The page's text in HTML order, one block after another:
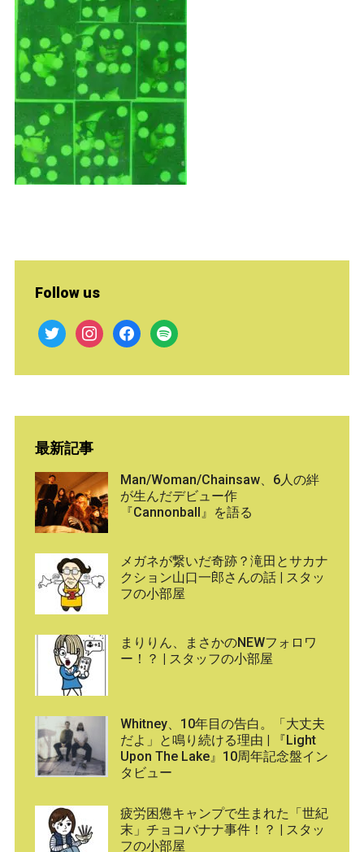
Follow us
twitter instagramfacebook
spotify
最新記事
Man/Woman/Chainsaw、6人の絆
が生んだデビュー作
『Cannonball』を語る
メガネが繋いだ奇跡？滝田とサカナ
クション山口一郎さんの話 | スタッ
フの小部屋
まりりん、まさかのNEWフォロワ
ー！？ | スタッフの小部屋
Whitney、10年目の告白。「大丈夫
だよ」と鳴り続ける理由 | 『Light
Upon The Lake』10周年記念盤イン
タビュー
疲労困憊キャンプで生まれた「世紀
末」チョコバナナ事件！？ | スタッ
フの小部屋